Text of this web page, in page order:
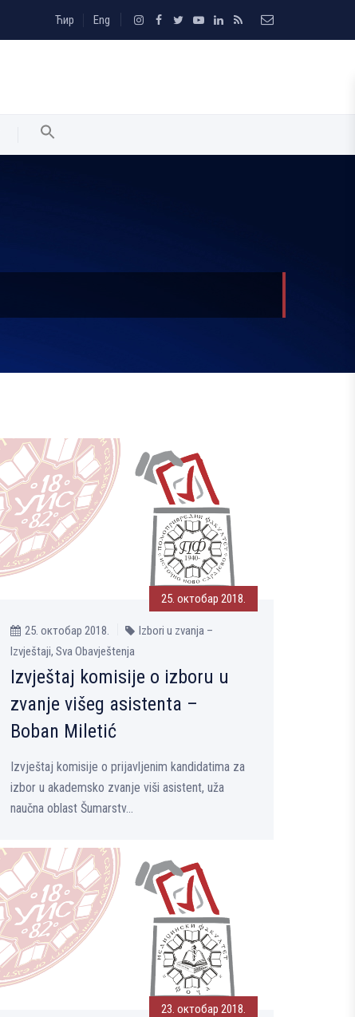
Ћир Eng
25. октобар 2018.
25. октобар 2018.
Izbori u zvanja –
Izvještaji, Sva Obavještenja
Izvještaj komisije o izboru u
zvanje višeg asistenta –
Boban Miletić
Izvještaj komisije o prijavljenim kandidatima za
izbor u akademsko zvanje viši asistent, uža
naučna oblast Šumarstv...
23. октобар 2018.